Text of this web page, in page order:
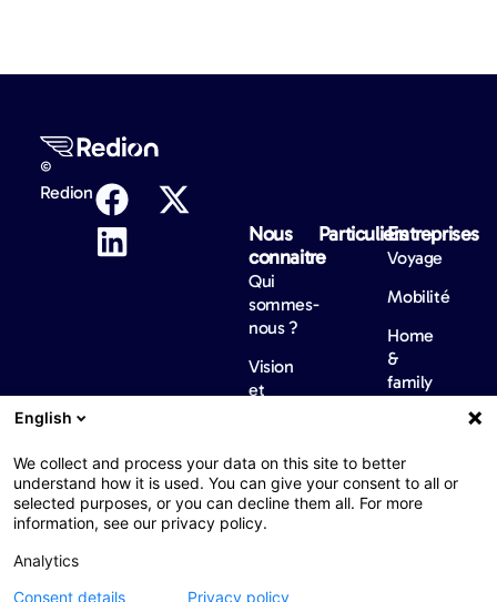
©
Redion
Nous
connaitre​
Qui
sommes-
nous ?
Vision
et
Nos
localisations
Particuliers​Entreprises​
Voyage
Mobilité
Home
&
family
Services de
conciergerie
English
We collect and process your data on this site to better
understand how it is used. You can give your consent to all or
selected purposes, or you can decline them all. For more
information, see our privacy policy.
Analytics
Consent details
Privacy policy